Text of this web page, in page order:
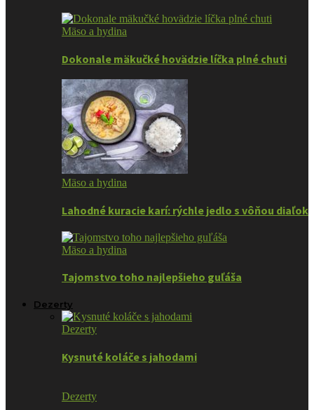
Mäso a hydina
Dokonale mäkučké hovädzie líčka plné chuti
Mäso a hydina
Lahodné kuracie karí: rýchle jedlo s vôňou diaľok
Mäso a hydina
Tajomstvo toho najlepšieho guľáša
Dezerty
Dezerty
Kysnuté koláče s jahodami
Dezerty